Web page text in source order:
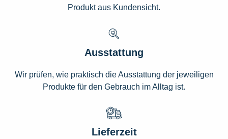
Produkt aus Kundensicht.
Ausstattung
Wir prüfen, wie praktisch die Ausstattung der jeweiligen
Produkte für den Gebrauch im Alltag ist.
Lieferzeit